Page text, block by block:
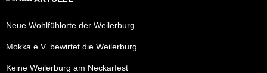
Neue Wohlfühlorte der Weilerburg
Mokka e.V. bewirtet die Weilerburg
Keine Weilerburg am Neckarfest